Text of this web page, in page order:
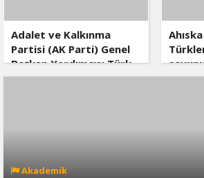
Adalet ve Kalkınma
Partisi (AK Parti) Genel
Başkan Yardımcısı Türk
Akademisi’ni Ziyaret Etti
İlyas
Akademik